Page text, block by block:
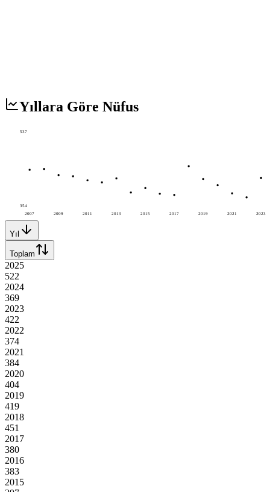
Yıllara Göre Nüfus
2007 2009 2011 2013 2015 2017 2019 2021 2023
537
354
Yıl
Toplam
2025
522
2024
369
2023
422
2022
374
2021
384
2020
404
2019
419
2018
451
2017
380
2016
383
2015